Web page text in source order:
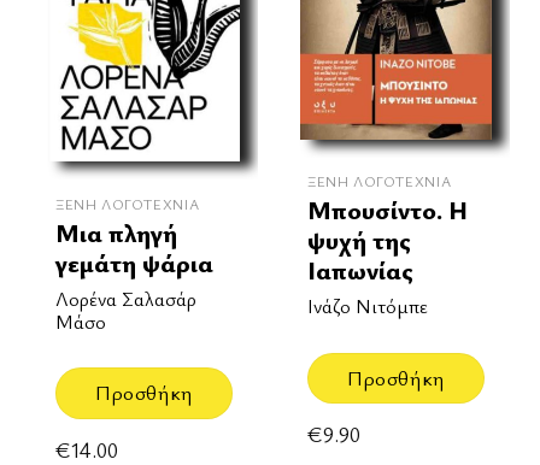
ΞΈΝΗ ΛΟΓΟΤΕΧΝΊΑ
Μια πληγή
γεμάτη ψάρια
Λορένα Σαλασάρ
Μάσο
Προσθήκη
€14.00
ΞΈΝΗ ΛΟΓΟΤΕΧΝΊΑ
Μπουσίντο. Η
ψυχή της
Ιαπωνίας
Ινάζο Νιτόμπε
Προσθήκη
€9.90